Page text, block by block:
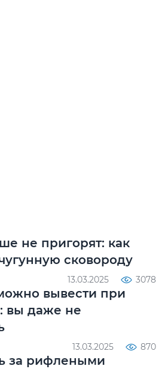
не пригорят: как
сковороду
13.03.2025 3078
вывести при
вы даже не
13.03.2025 870
за рифлеными